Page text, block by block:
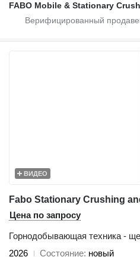
ВИДЕО
Цена по запросу
Горнодобывающая техника -
2026
Состояние новый